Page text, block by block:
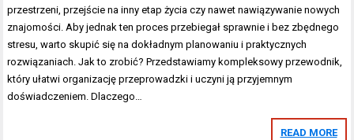
przestrzeni, przejście na inny etap życia czy nawet nawiązywanie nowych
znajomości. Aby jednak ten proces przebiegał sprawnie i bez zbędnego
stresu, warto skupić się na dokładnym planowaniu i praktycznych
rozwiązaniach. Jak to zrobić? Przedstawiamy kompleksowy przewodnik,
który ułatwi organizację przeprowadzki i uczyni ją przyjemnym
doświadczeniem. Dlaczego…
READ MORE